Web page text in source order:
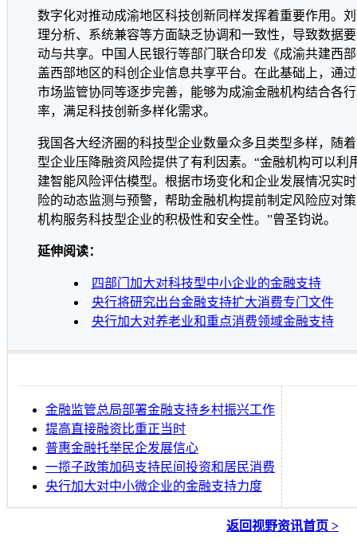
数字化对推动成渝地区科技创新同样发挥着重要作用。
理分析、系统兼容等方面缺乏协调和一致性，导致数据
动与共享。中国人民银行等部门联合印发《成渝共建西
盖西部地区的科创企业信息共享平台。在此基础上，通
市场监管协同等逐步完善，能够为成渝金融机构结合各
率，满足科技创新多样化需求。
我国各大经济圈的科技型企业数量众多且类型多样，随
型企业压降融资风险提供了有利因素。“金融机构可以利
建智能风险评估模型。根据市场变化和企业发展情况实
险的动态监测与预警，帮助金融机构提前制定风险应对
机构服务科技型企业的积极性和安全性。”曾圣钧说。
延伸阅读：
四部门加大对科技型中小企业的金融支持
央行将研究出台金融支持扩大消费专门文件
央行加大对养老业和重点消费领域金融支持
金融监管总局部署金融支持乡村振兴工作
提高直接融资比重正当时
普惠金融托举民企发展信心
一揽子政策加码支持民间投资和居民消费
央行加大对中小微企业的金融支持力度
返回视野资讯首页 >